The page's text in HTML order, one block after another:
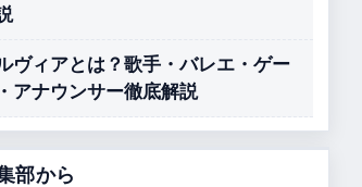
ヴィアとは？歌手・バレエ・ゲー
アナウンサー徹底解説
部から